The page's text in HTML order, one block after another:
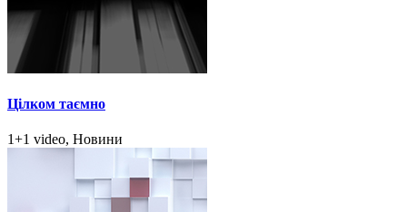
Цілком таємно
1+1 video, Новини